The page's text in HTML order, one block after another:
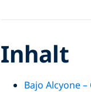
Inhalt
Bajo Alcyone